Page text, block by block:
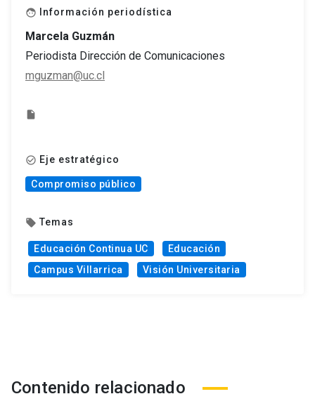
face Información periodística
Marcela Guzmán
Periodista Dirección de Comunicaciones
mguzman@uc.cl
insert_drive_file
check_circle_outline Eje estratégico
Compromiso público
local_offer Temas
Educación Continua UC
Educación
Campus Villarrica
Visión Universitaria
Contenido relacionado